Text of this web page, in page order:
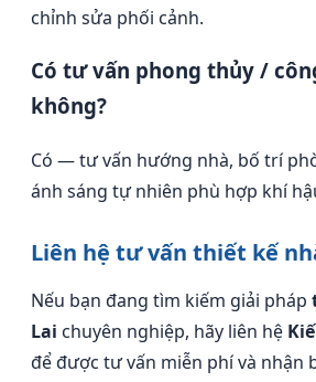
chỉnh sửa phối cảnh.
Có tư vấn phong thủy /
không?
Có — tư vấn hướng nhà, bố trí
ánh sáng tự nhiên phù hợp khí
Liên hệ tư vấn thiết kế
Nếu bạn đang tìm kiếm giải pháp
Lai chuyên nghiệp, hãy liên hệ
để được tư vấn miễn phí và nhận